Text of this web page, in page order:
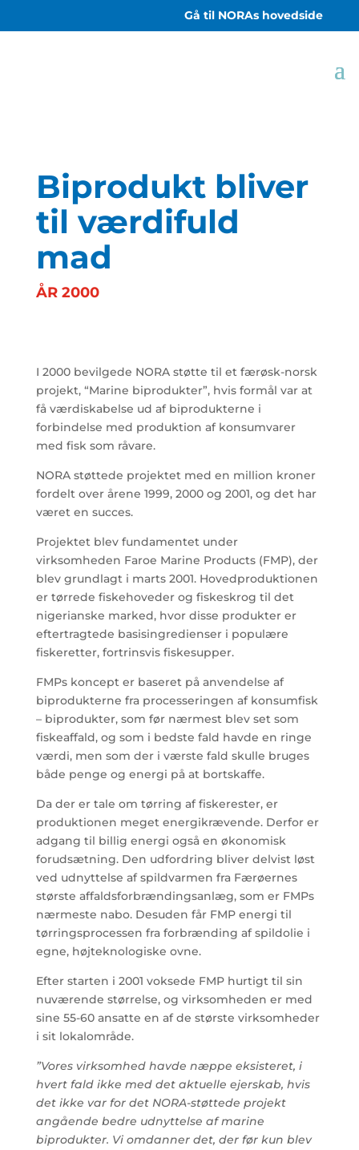
Gå til NORAs hovedside
Biprodukt bliver
til værdifuld
mad
ÅR 2000
I 2000 bevilgede NORA støtte til et færøsk-norsk
projekt, “Marine biprodukter”, hvis formål var at
få værdiskabelse ud af biprodukterne i
forbindelse med produktion af konsumvarer
med fisk som råvare.
NORA støttede projektet med en million kroner
fordelt over årene 1999, 2000 og 2001, og det har
været en succes.
Projektet blev fundamentet under
virksomheden Faroe Marine Products (FMP), der
blev grundlagt i marts 2001. Hovedproduktionen
er tørrede fiske­hoveder og fiskeskrog til det
nigerianske marked, hvor disse produkter er
eftertragtede basisingredienser i populære
fiskeretter, fortrinsvis fiskesupper.
FMPs koncept er baseret på anvendelse af
biprodukterne fra processeringen af konsumfisk
– biprodukter, som før nærmest blev set som
fiskeaffald, og som i bedste fald havde en ringe
værdi, men som der i værste fald skulle bruges
både penge og energi på at bortskaffe.
Da der er tale om tørring af fiskerester, er
produktionen meget energikrævende. Derfor er
adgang til billig energi også en økonomisk
forudsætning. Den udfordring bliver delvist løst
ved udnyttelse af spildvarmen fra Færøernes
største affaldsforbrændingsanlæg, som er FMPs
nærmeste nabo. Desuden får FMP energi til
tørringsprocessen fra forbrænding af spildolie i
egne, højteknologiske ovne.
Efter starten i 2001 voksede FMP hurtigt til sin
nuværende størrelse, og virksom­heden er med
sine 55-60 ansatte en af de største virksomheder
i sit lokalområde.
”Vores virksomhed havde næppe eksisteret, i
hvert fald ikke med det aktuelle ejerskab, hvis
det ikke var for det NORA-støttede projekt
angående bedre udnyttelse af marine
biprodukter. Vi omdanner det, der før kun blev